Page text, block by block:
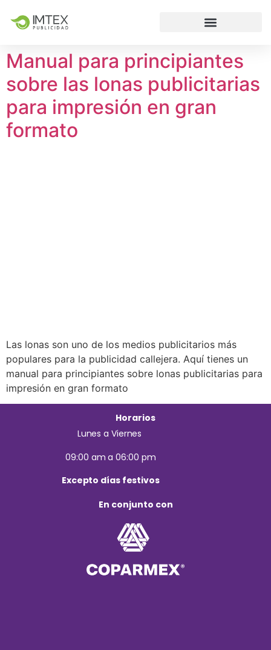
Manual para principiantes
sobre las lonas publicitarias
para impresión en gran
formato
Las lonas son uno de los medios publicitarios más
populares para la publicidad callejera. Aquí tienes un
manual para principiantes sobre lonas publicitarias para
impresión en gran formato
Horarios
Lunes a Viernes
09:00 am a 06:00 pm
Excepto días festivos
En conjunto con